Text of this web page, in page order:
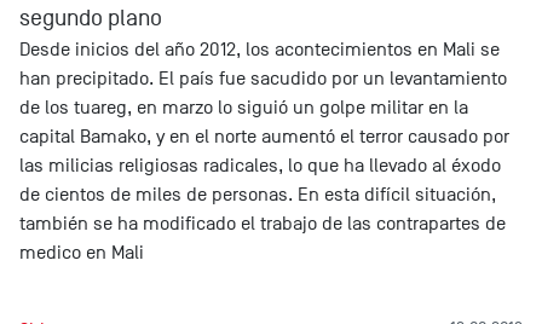
segundo plano
Desde inicios del año 2012, los acontecimientos en Mali se
han precipitado. El país fue sacudido por un levantamiento
de los tuareg, en marzo lo siguió un golpe militar en la
capital Bamako, y en el norte aumentó el terror causado por
las milicias religiosas radicales, lo que ha llevado al éxodo
de cientos de miles de personas. En esta difícil situación,
también se ha modificado el trabajo de las contrapartes de
medico en Mali